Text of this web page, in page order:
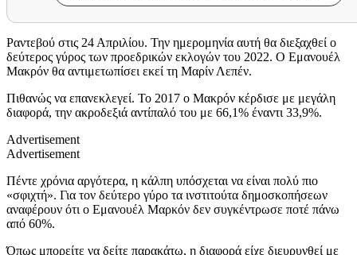
Ραντεβού στις 24 Απριλίου. Την ημερομηνία αυτή θα διεξαχθεί ο
δεύτερος γύρος των προεδρικών εκλογών του 2022. Ο Εμανουέλ
Μακρόν θα αντιμετωπίσει εκεί τη Μαρίν Λεπέν.
Πιθανώς να επανεκλεγεί. Το 2017 ο Μακρόν κέρδισε με μεγάλη
διαφορά, την ακροδεξιά αντίπαλό του με 66,1% έναντι 33,9%.
Advertisement
Advertisement
Πέντε χρόνια αργότερα, η κάλπη υπόσχεται να είναι πολύ πιο
«σφιχτή». Για τον δεύτερο γύρο τα ινστιτούτα δημοσκοπήσεων
αναφέρουν ότι ο Εμανουέλ Μαρκόν δεν συγκέντρωσε ποτέ πάνω
από 60%.
Όπως μπορείτε να δείτε παρακάτω, η διαφορά είχε διευρυνθεί με